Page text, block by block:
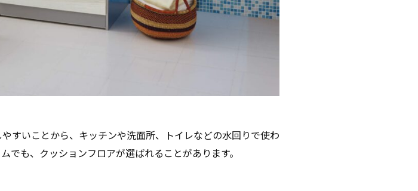
すいことから、キッチンや洗面所、トイレなどの水回りで使わ
も、クッションフロアが選ばれることがあります。